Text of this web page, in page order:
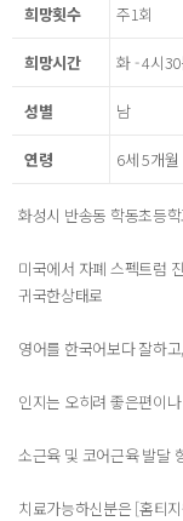
희망횟수 주1회
희망시간 화 - 4시
성별 남
연령 6세 5개월
화성시 반송동 학동초등
미국에서 자폐 스펙트럼
귀국한상태로
영어를 한국어보다 잘하
인지는 오히려 좋은편이
소근육 및 코어근육 발달
치료가능하신분은 [홈티